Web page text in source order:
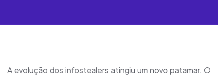
A evolução dos infostealers atingiu um novo patamar. O